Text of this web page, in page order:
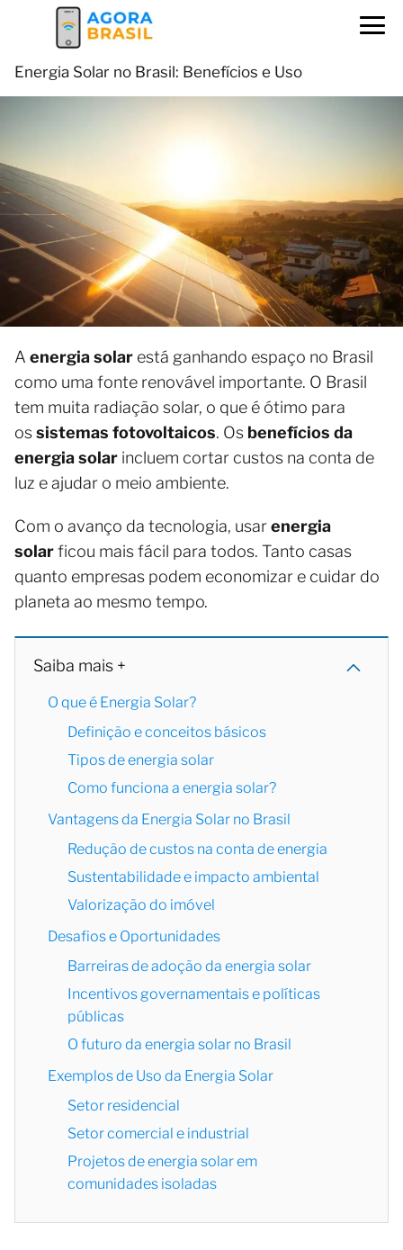
Energia Solar no Brasil: Benefícios e Uso
A energia solar está ganhando espaço no Brasil
como uma fonte renovável importante. O Brasil
tem muita radiação solar, o que é ótimo para
ossistemas fotovoltaicos. Os benefícios da
energia solar incluem cortar custos na conta de
luz e ajudar o meio ambiente.
Com o avanço da tecnologia, usarenergia
solarficou mais fácil para todos. Tanto casas
quanto empresas podem economizar e cuidar do
planeta ao mesmo tempo.
Saiba mais +
O que é Energia Solar?
Definição e conceitos básicos
Tipos de energia solar
Como funciona a energia solar?
Vantagens da Energia Solar no Brasil
Redução de custos na conta de energia
Sustentabilidade e impacto ambiental
Valorização do imóvel
Desafios e Oportunidades
Barreiras de adoção da energia solar
Incentivos governamentais e políticas
públicas
O futuro da energia solar no Brasil
Exemplos de Uso da Energia Solar
Setor residencial
Setor comercial e industrial
Projetos de energia solar em
comunidades isoladas